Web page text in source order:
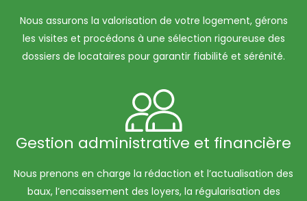
Nous assurons la valorisation de votre logement, gérons
les visites et procédons à une sélection rigoureuse des
dossiers de locataires pour garantir fiabilité et sérénité.
Gestion administrative et financière
Nous prenons en charge la rédaction et l’actualisation des
baux, l’encaissement des loyers, la régularisation des